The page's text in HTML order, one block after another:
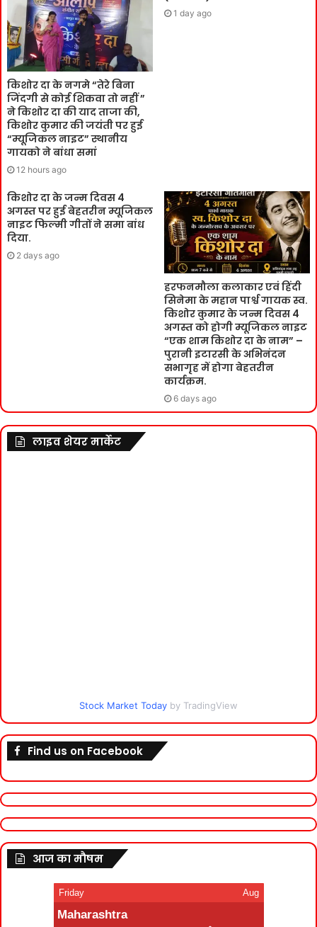
किशोर दा के नगमे “तेरे बिना
जिंदगी से कोई शिकवा तो नहीं ”
ने किशोर दा की याद ताजा की,
किशोर कुमार की जयंती पर हुई
“म्यूजिकल नाइट” स्थानीय
गायको ने बांधा समां
12 hours ago
1 day ago
किशोर दा के जन्म दिवस 4
अगस्त पर हुई बेहतरीन म्यूजिकल
नाइट फिल्मी गीतों ने समा बांध
दिया.
2 days ago
हरफनमौला कलाकार एवं हिंदी
सिनेमा के महान पार्श्व गायक स्व.
किशोर कुमार के जन्म दिवस 4
अगस्त को होगी म्यूजिकल नाइट
“एक शाम किशोर दा के नाम” –
पुरानी इटारसी के अभिनंदन
सभागृह में होगा बेहतरीन
कार्यक्रम.
6 days ago
लाइव शेयर मार्केट
Stock Market Today by TradingView
Find us on Facebook
आज का मौषम
Friday Aug
Maharashtra